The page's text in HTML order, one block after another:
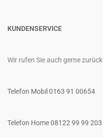
KUNDENSERVICE
Wir rufen Sie auch gerne zurück
Telefon Mobil 0163 91 00654
Telefon Home 08122 99 99 203